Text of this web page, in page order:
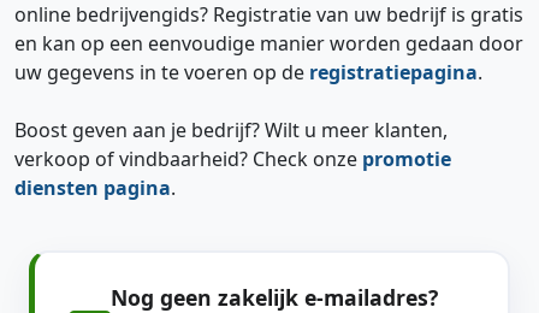
online bedrijvengids? Registratie van uw bedrijf is gratis
en kan op een eenvoudige manier worden gedaan door
uw gegevens in te voeren op de registratiepagina.
Boost geven aan je bedrijf? Wilt u meer klanten,
verkoop of vindbaarheid? Check onze promotie
diensten pagina.
Nog geen zakelijk e-mailadres?